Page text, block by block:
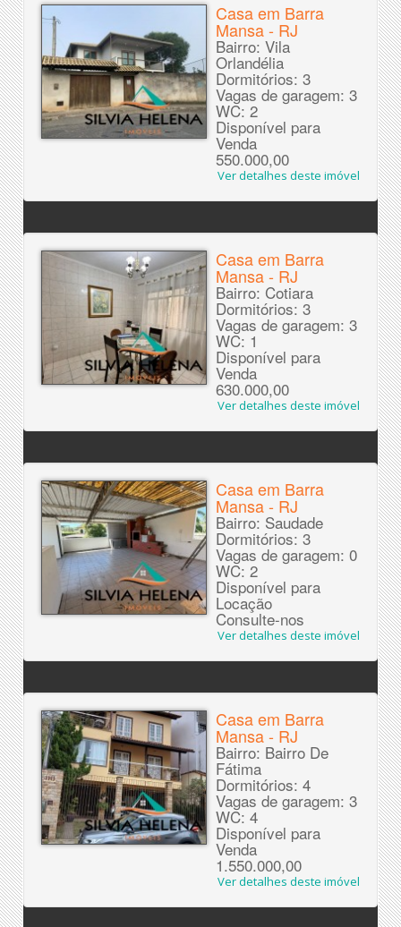
Casa em Barra
Mansa - RJ
Bairro: Vila
Orlandélia
Dormitórios: 3
Vagas de garagem: 3
WC: 2
Disponível para
Venda
550.000,00
Ver detalhes deste imóvel
Casa em Barra
Mansa - RJ
Bairro: Cotiara
Dormitórios: 3
Vagas de garagem: 3
WC: 1
Disponível para
Venda
630.000,00
Ver detalhes deste imóvel
Casa em Barra
Mansa - RJ
Bairro: Saudade
Dormitórios: 3
Vagas de garagem: 0
WC: 2
Disponível para
Locação
Consulte-nos
Ver detalhes deste imóvel
Casa em Barra
Mansa - RJ
Bairro: Bairro De
Fátima
Dormitórios: 4
Vagas de garagem: 3
WC: 4
Disponível para
Venda
1.550.000,00
Ver detalhes deste imóvel